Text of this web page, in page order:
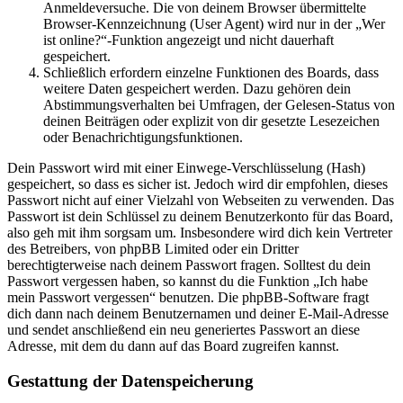
Anmeldeversuche. Die von deinem Browser übermittelte
Browser-Kennzeichnung (User Agent) wird nur in der „Wer
ist online?“-Funktion angezeigt und nicht dauerhaft
gespeichert.
Schließlich erfordern einzelne Funktionen des Boards, dass
weitere Daten gespeichert werden. Dazu gehören dein
Abstimmungsverhalten bei Umfragen, der Gelesen-Status von
deinen Beiträgen oder explizit von dir gesetzte Lesezeichen
oder Benachrichtigungsfunktionen.
Dein Passwort wird mit einer Einwege-Verschlüsselung (Hash)
gespeichert, so dass es sicher ist. Jedoch wird dir empfohlen, dieses
Passwort nicht auf einer Vielzahl von Webseiten zu verwenden. Das
Passwort ist dein Schlüssel zu deinem Benutzerkonto für das Board,
also geh mit ihm sorgsam um. Insbesondere wird dich kein Vertreter
des Betreibers, von phpBB Limited oder ein Dritter
berechtigterweise nach deinem Passwort fragen. Solltest du dein
Passwort vergessen haben, so kannst du die Funktion „Ich habe
mein Passwort vergessen“ benutzen. Die phpBB-Software fragt
dich dann nach deinem Benutzernamen und deiner E-Mail-Adresse
und sendet anschließend ein neu generiertes Passwort an diese
Adresse, mit dem du dann auf das Board zugreifen kannst.
Gestattung der Datenspeicherung